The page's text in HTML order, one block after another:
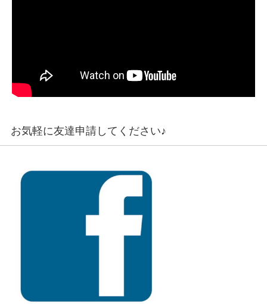
お気軽に友達申請してください♪